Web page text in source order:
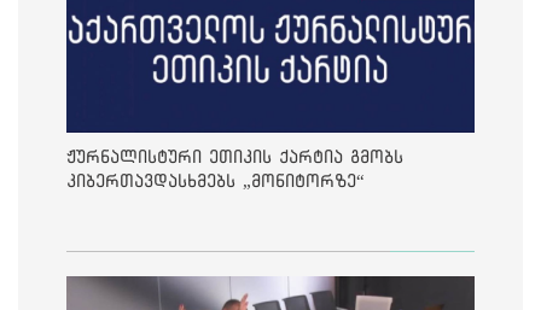
ჟურნალისტური ეთიკის ქარტია გმობს
კიბერთავდასხმებს „მონიტორზე“